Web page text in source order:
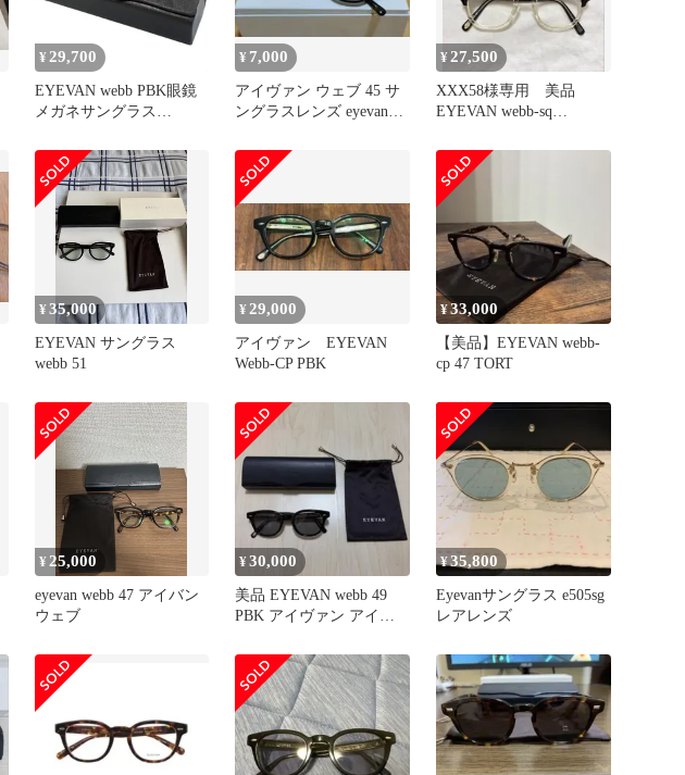
¥ 29,700
EYEVAN webb PBK眼鏡
メガネサングラス
¥ 7,000
アイヴァン ウェブ 45 サ
ングラスレンズ eyevan
¥27,500
XXX58様専用 美品
EYEVAN webb-sq
¥35,000
EYEVAN サングラス
webb 51
¥29,000
アイヴァン EYEVAN
Webb-CP PBK
¥33,000
【美品】EYEVAN webb-
cp 47 TORT
¥25,000
eyevan webb 47 アイバン
ウェブ
¥30,000
美品 EYEVAN webb 49
PBK アイヴァン アイウ
¥35,800
Eyevanサングラス e505sg
レアレンズ